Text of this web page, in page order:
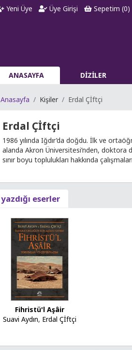
Yeni Üye Üye Girişi Sepetim (0)
ANASAYFA DİZİLER
Anasayfa Kişiler Erdal Çİftçi
Erdal Çİftçi
1986 yılında Iğdır’da doğdu. İlk ve
alanda Akron Üniversitesi’nden, doktora
sınır boyu toplulukları hakkında
yazdığı eserler
Fihristü'l Aşâir
Suavi Aydın, Erdal Çİftçi